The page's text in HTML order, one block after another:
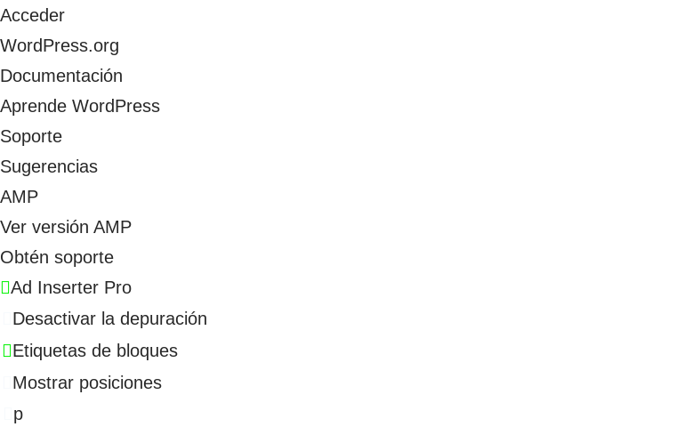
Acceder
WordPress.org
Documentación
Aprende WordPress
Soporte
Sugerencias
AMP
Ver versión AMP
Obtén soporte
Ad Inserter Pro
Desactivar la depuración
Etiquetas de bloques
Mostrar posiciones
p